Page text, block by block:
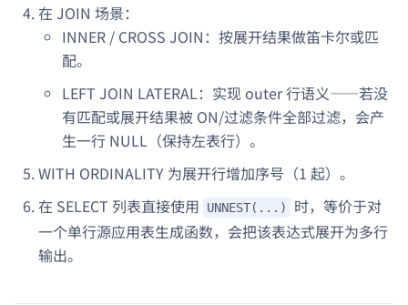
在 JOIN 场景：
INNER / CROSS JOIN：按展开结果做笛卡尔或匹
配。
LEFT JOIN LATERAL：实现 outer 行语义——若没
有匹配或展开结果被 ON/过滤条件全部过滤，会产
生一行 NULL（保持左表行）。
WITH ORDINALITY 为展开行增加序号（1 起）。
在 SELECT 列表直接使用
UNNEST(...)
时，等价于对
一个单行源应用表生成函数，会把该表达式展开为多行
输出。